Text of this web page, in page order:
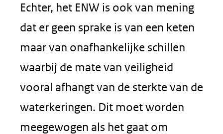
Echter, het ENW is ook van mening
dat er geen sprake is van een keten
maar van onafhankelijke schillen
waarbij de mate van veiligheid
vooral afhangt van de sterkte van de
waterkeringen. Dit moet worden
meegewogen als het gaat om